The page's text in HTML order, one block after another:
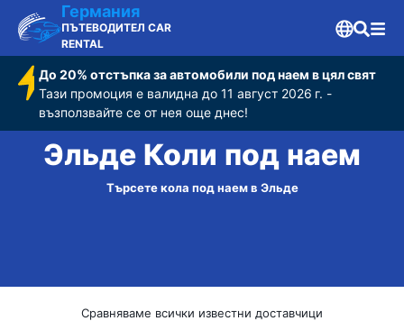
Германия
ПЪТЕВОДИТЕЛ CAR
RENTAL
До 20% отстъпка за автомобили под наем в цял свят
Тази промоция е валидна до 11 август 2026 г. -
възползвайте се от нея още днес!
Эльде Коли под наем
Търсете кола под наем в Эльде
Сравняваме всички известни доставчици